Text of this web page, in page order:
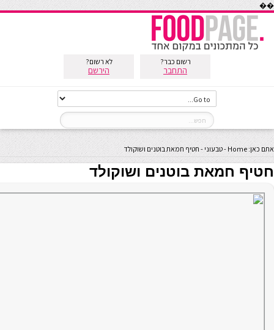
��
רשום כבר?
התחבר
לא רשום?
הירשם
אתם כאן: Home
-טבעוני - חטיף חמאת בוטנים ושוקולד
חטיף חמאת בוטנים ושוקולד